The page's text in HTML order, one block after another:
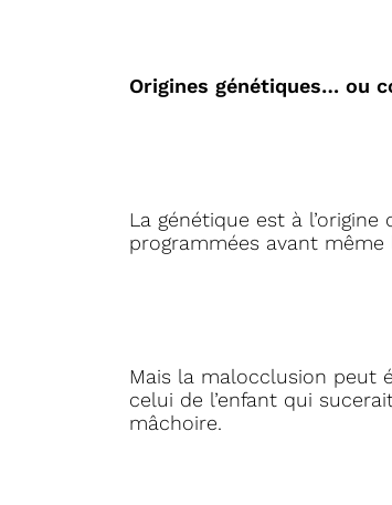
Origines génétiques… ou
La génétique est à
programmées avant même
Mais la malocclusion peut
celui de l’enfant qui
mâchoire.